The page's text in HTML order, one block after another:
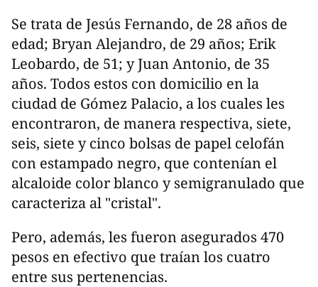
Se trata de Jesús Fernando, de 28 años de
edad; Bryan Alejandro, de 29 años; Erik
Leobardo, de 51; y Juan Antonio, de 35
años. Todos estos con domicilio en la
ciudad de Gómez Palacio, a los cuales les
encontraron, de manera respectiva, siete,
seis, siete y cinco bolsas de papel celofán
con estampado negro, que contenían el
alcaloide color blanco y semigranulado que
caracteriza al "cristal".
Pero, además, les fueron asegurados 470
pesos en efectivo que traían los cuatro
entre sus pertenencias.